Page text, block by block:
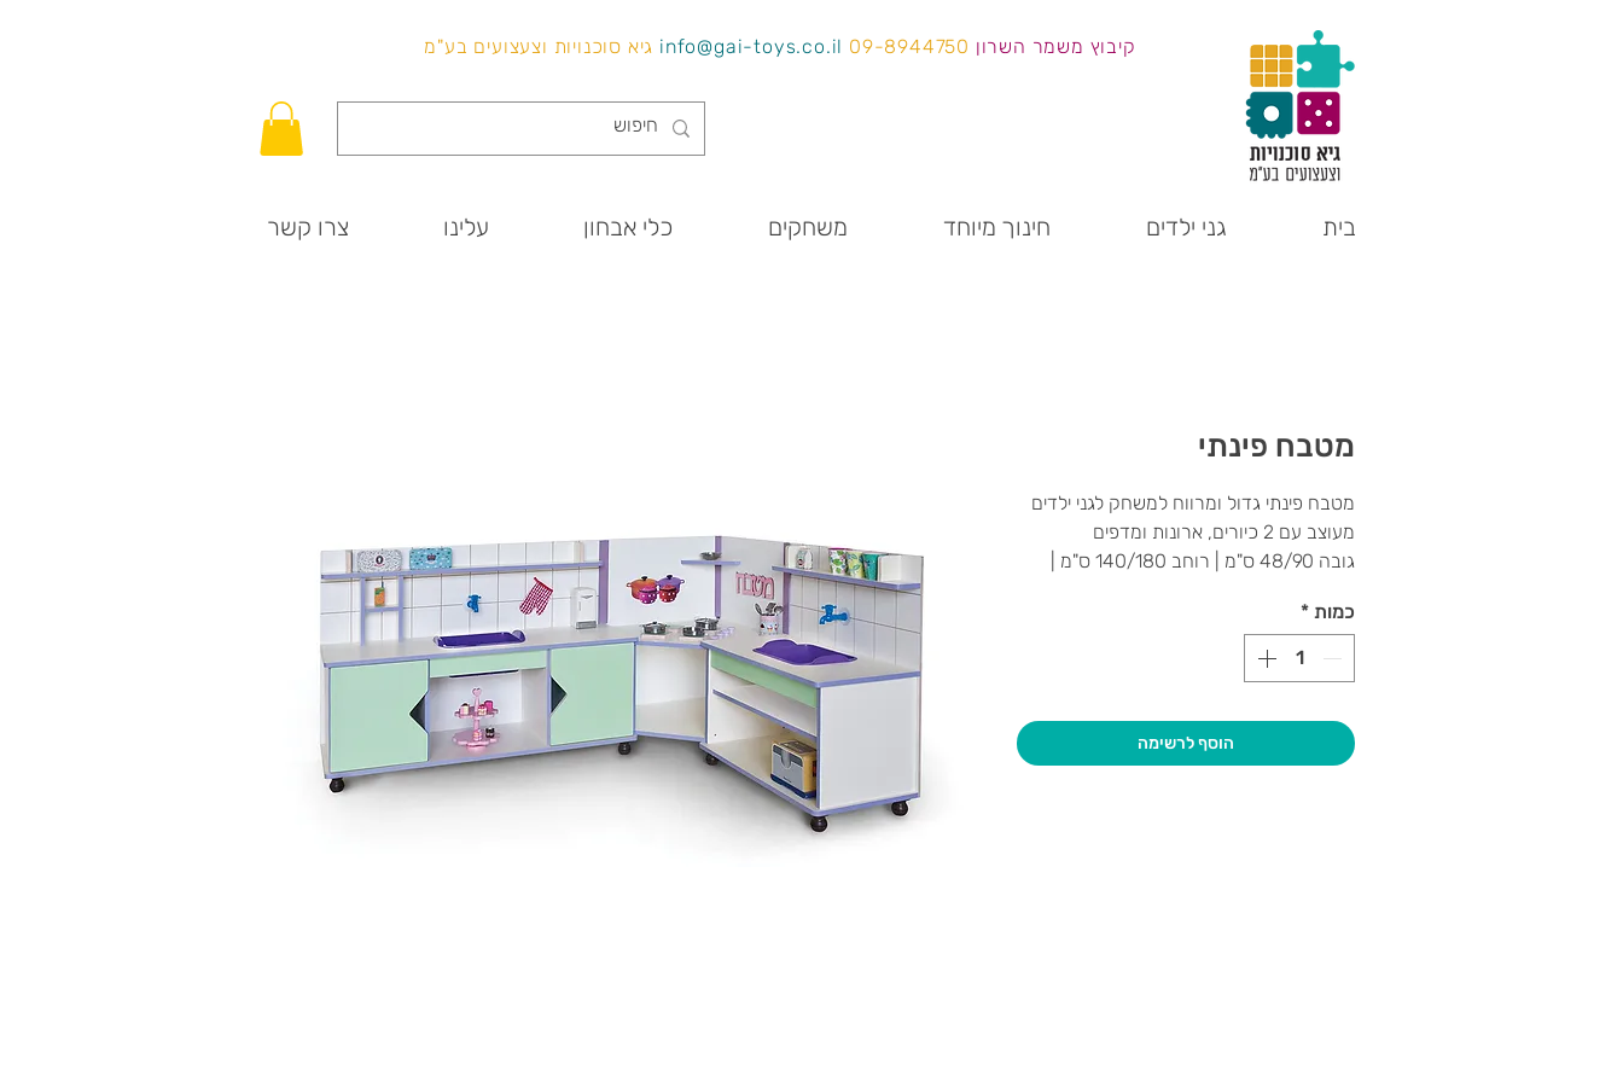
קיבוץ משמר השרון 09-8944750
info@gai-toys.co.il גיא סוכנויות וצעצועים בע"מ
בית גני ילדים חינוך מיוחד משחקים כלי אבחון עלינו צרו קשר
מטבח פינתי
מטבח פינתי גדול ומרווח למשחק לגני ילדים
מעוצב עם 2 כיורים, ארונות ומדפים
גובה 48/90 ס"מ | רוחב 140/180 ס"מ |
כמות *
הוסף לרשימה